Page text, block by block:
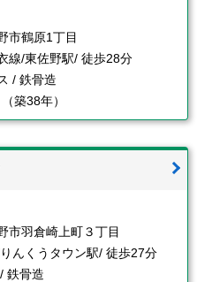
市鶴原1丁目
線/東佐野駅/ 徒歩28分
/ 鉄骨造
築38年）
市羽倉崎上町３丁目
んくうタウン駅/ 徒歩27分
鉄骨造